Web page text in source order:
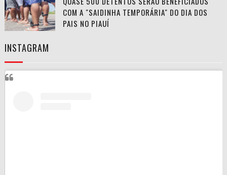
COM A "SAIDINHA TEMPORÁRIA" DO DIA DOS
PAIS NO PIAUÍ
INSTAGRAM